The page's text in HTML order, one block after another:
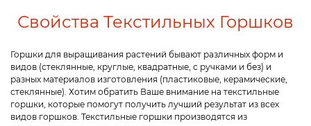
Свойства Текстильных Горшков
Горшки для выращивания растений бывают различных форм и
видов (стеклянные, круглые, квадратные, с ручками и без) и
разных материалов изготовления (пластиковые, керамические,
стеклянные). Хотим обратить Ваше внимание на текстильные
горшки, которые помогут получить лучший результат из всех
видов горшков. Текстильные горшки производятся из